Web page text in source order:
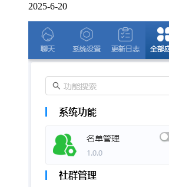
2025-6-20